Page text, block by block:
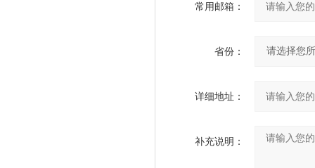
常用邮箱：
省份：
详细地址：
补充说明：